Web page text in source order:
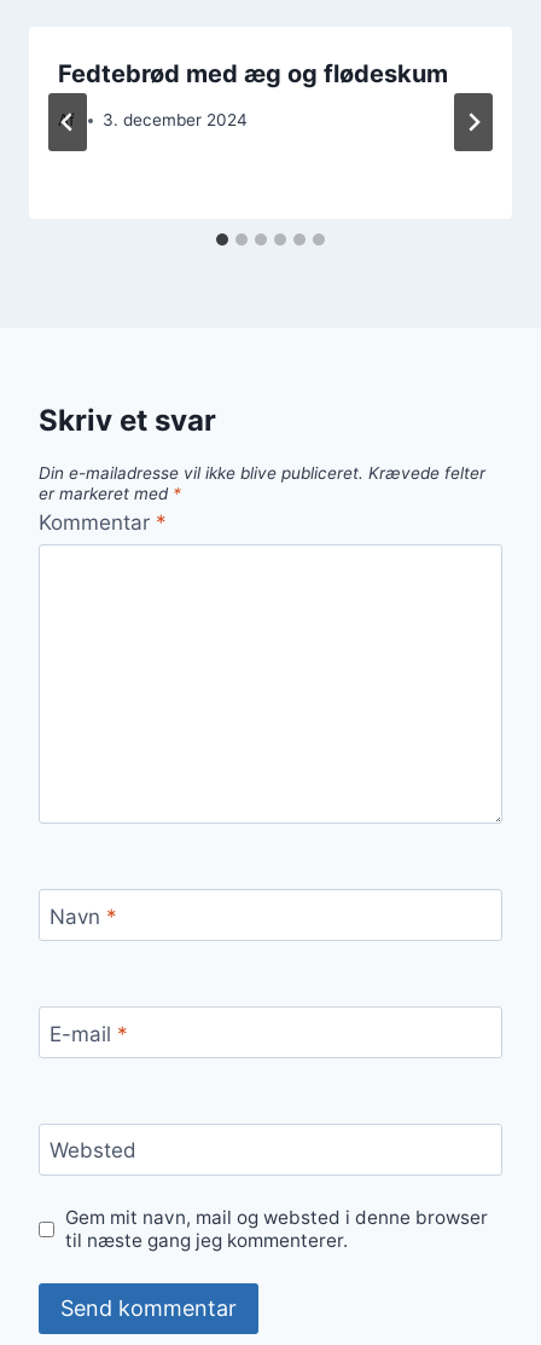
Fedtebrød med æg og flødeskum
Af 3. december 2024
Skriv et svar
Din e-mailadresse vil ikke blive publiceret. Krævede felter
er markeret med *
Kommentar *
Navn *
E-mail *
Websted
Gem mit navn, mail og websted i denne browser
til næste gang jeg kommenterer.